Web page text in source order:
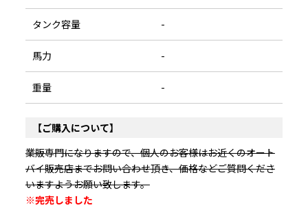
タンク容量 -
馬力 -
重量 -
【ご購入について】
業販専門になりますので、個人のお客様はお近くのオート
バイ販売店までお問い合わせ頂き、価格などご質問くださ
いますようお願い致します。
※完売しました